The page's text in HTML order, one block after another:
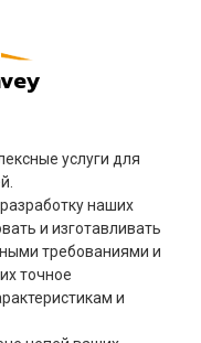
услуги для
наших
и изготавливать
требованиями и
точное
и